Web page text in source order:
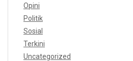
Opini
Politik
Sosial
Terkini
Uncategorized